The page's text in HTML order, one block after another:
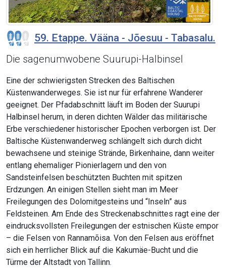
59. Etappe. Vääna - Jõesuu - Tabasalu.
Die sagenumwobene Suurupi-Halbinsel
Eine der schwierigsten Strecken des Baltischen
Küstenwanderweges. Sie ist nur für erfahrene Wanderer
geeignet. Der Pfadabschnitt läuft im Boden der Suurupi
Halbinsel herum, in deren dichten Wälder das militärische
Erbe verschiedener historischer Epochen verborgen ist. Der
Baltische Küstenwanderweg schlängelt sich durch dicht
bewachsene und steinige Strände, Birkenhaine, dann weiter
entlang ehemaliger Pionierlagern und den von
Sandsteinfelsen beschützten Buchten mit spitzen
Erdzungen. An einigen Stellen sieht man im Meer
Freilegungen des Dolomitgesteins und “Inseln” aus
Feldsteinen. Am Ende des Streckenabschnittes ragt eine der
eindrucksvollsten Freilegungen der estnischen Küste empor
– die Felsen von Rannamõisa. Von den Felsen aus eröffnet
sich ein herrlicher Blick auf die Kakumäe-Bucht und die
Türme der Altstadt von Tallinn.